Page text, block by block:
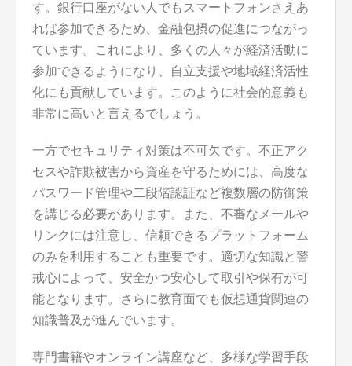
す。銀行口座がない人でもスマートフォンさえあ
れば参加できるため、金融包摂の促進につながっ
ています。これにより、多くの人々が経済活動に
参加できるようになり、自立支援や地域経済活性
化にも貢献しています。このように社会的意義も
非常に高いと言えるでしょう。
一方でセキュリティ対策は不可欠です。不正アク
セスや詐欺被害から資産を守るためには、高度な
パスワード管理や二段階認証など複数層の防御策
を講じる必要があります。また、不審なメールや
リンクには注意し、信頼できるプラットフォーム
のみを利用することも重要です。適切な知識と警
戒心によって、安全かつ安心して取引や保有が可
能となります。さらに教育面でも仮想通貨関連の
知識普及が進んでいます。
専門書籍やオンライン講座など、多様な学習手段